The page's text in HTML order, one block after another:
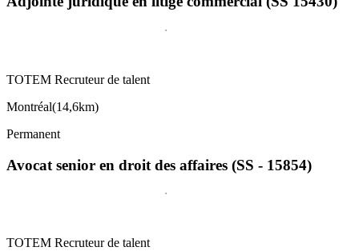
TOTEM Recruteur de talent
Montréal(14,6km)
Permanent
Avocat senior en droit des affaires (SS - 15854)
TOTEM Recruteur de talent